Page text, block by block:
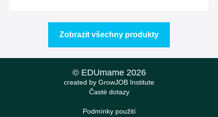
Zobrazit všechny produkty
© EDUmame 2026
created by GrowJOB Institute
Časté dotazy
Podmínky použití